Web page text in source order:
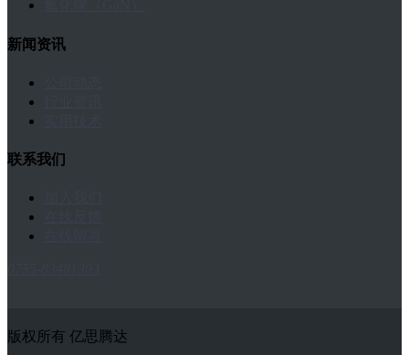
新闻资讯
联系我们
版权所有 亿思腾达